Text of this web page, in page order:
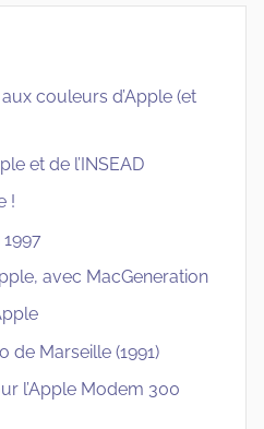
couleurs d’Apple (et
et de l’INSEAD
!
avec MacGeneration
de Marseille (1991)
l’Apple Modem 300